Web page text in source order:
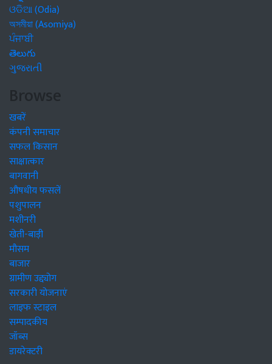
ଓଡିଆ (Odia)
অসমীয়া (Asomiya)
ਪੰਜਾਬੀ
తెలుగు
ગુજરાતી
Browse
खबरें
कंपनी समाचार
सफल किसान
साक्षात्कार
बागवानी
औषधीय फसलें
पशुपालन
मशीनरी
खेती-बाड़ी
मौसम
बाजार
ग्रामीण उद्द्योग
सरकारी योजनाएं
लाइफ स्टाइल
सम्पादकीय
जॉब्स
डायरेक्टरी